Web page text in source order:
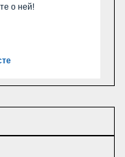
о ней!